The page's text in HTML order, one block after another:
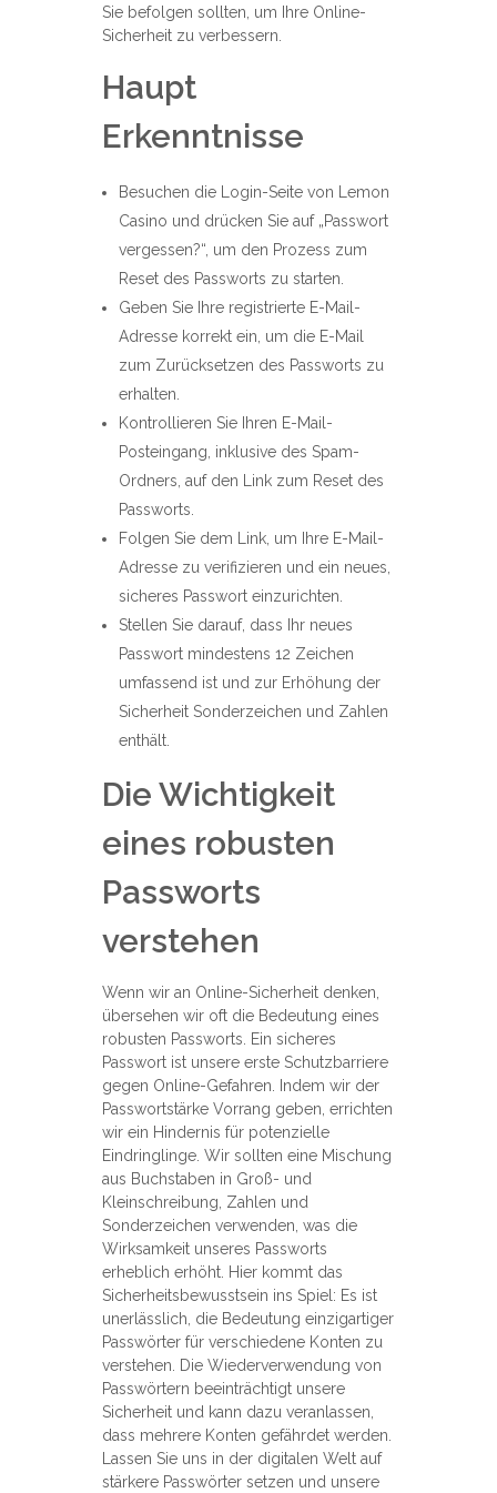
Sie befolgen sollten, um Ihre Online-
Sicherheit zu verbessern.
Haupt
Erkenntnisse
Besuchen die Login-Seite von Lemon
Casino und drücken Sie auf „Passwort
vergessen?“, um den Prozess zum
Reset des Passworts zu starten.
Geben Sie Ihre registrierte E-Mail-
Adresse korrekt ein, um die E-Mail
zum Zurücksetzen des Passworts zu
erhalten.
Kontrollieren Sie Ihren E-Mail-
Posteingang, inklusive des Spam-
Ordners, auf den Link zum Reset des
Passworts.
Folgen Sie dem Link, um Ihre E-Mail-
Adresse zu verifizieren und ein neues,
sicheres Passwort einzurichten.
Stellen Sie darauf, dass Ihr neues
Passwort mindestens 12 Zeichen
umfassend ist und zur Erhöhung der
Sicherheit Sonderzeichen und Zahlen
enthält.
Die Wichtigkeit
eines robusten
Passworts
verstehen
Wenn wir an Online-Sicherheit denken,
übersehen wir oft die Bedeutung eines
robusten Passworts. Ein sicheres
Passwort ist unsere erste Schutzbarriere
gegen Online-Gefahren. Indem wir der
Passwortstärke Vorrang geben, errichten
wir ein Hindernis für potenzielle
Eindringlinge. Wir sollten eine Mischung
aus Buchstaben in Groß- und
Kleinschreibung, Zahlen und
Sonderzeichen verwenden, was die
Wirksamkeit unseres Passworts
erheblich erhöht. Hier kommt das
Sicherheitsbewusstsein ins Spiel: Es ist
unerlässlich, die Bedeutung einzigartiger
Passwörter für verschiedene Konten zu
verstehen. Die Wiederverwendung von
Passwörtern beeinträchtigt unsere
Sicherheit und kann dazu veranlassen,
dass mehrere Konten gefährdet werden.
Lassen Sie uns in der digitalen Welt auf
stärkere Passwörter setzen und unsere